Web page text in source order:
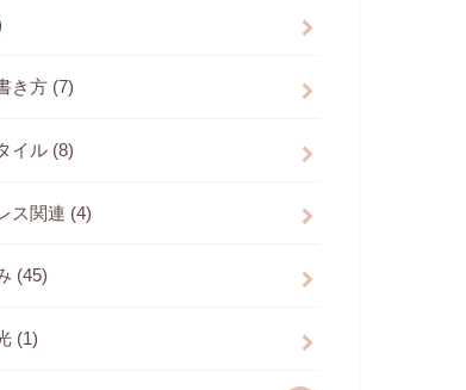
き方 (7)
イル (8)
ス関連 (4)
(45)
(1)